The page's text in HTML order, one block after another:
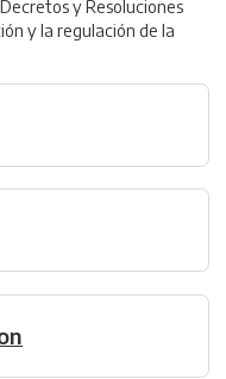
y Resoluciones
y la regulación de la